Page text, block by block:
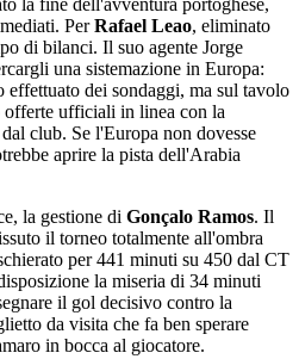
PerRafael Leao, eliminato
di bilanci. Il suo agente Jorge
una sistemazione in Europa:
effettuato dei sondaggi, ma sul tavolo
ufficiali in linea con la
club. Se l'Europa non dovesse
aprire la pista dell'Arabia
la gestione di Gonçalo Ramos. Il
il torneo totalmente all'ombra
per 441 minuti su 450 dal CT
la miseria di 34 minuti
il gol decisivo contro la
da visita che fa ben sperare
in bocca al giocatore.